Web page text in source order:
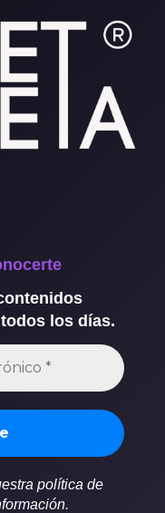
los días.
política de